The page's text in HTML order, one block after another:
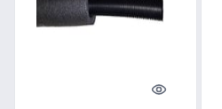
Quick look